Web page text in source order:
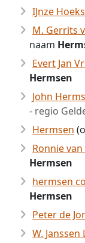
IJnze
M. Gerrits
naam
Evert Jan
Hermsen
John
- regio
Hermsen
Ronnie
Hermsen
hermsen
Hermsen
Peter de
W. Janssen